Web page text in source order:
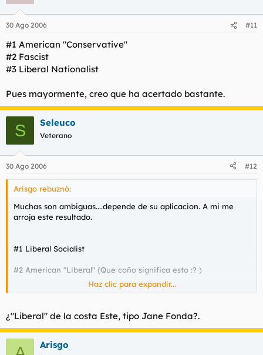
30 Ago 2006 #11
#1 American "Conservative"
#2 Fascist
#3 Liberal Nationalist
Pues mayormente, creo que ha acertado bastante.
S Seleuco
Veterano
30 Ago 2006 #12
Arisgo rebuznó:
Muchas son ambiguas....depende de su aplicacion. A mi me
arroja este resultado.
#1 Liberal Socialist
#2 American "Liberal" (Que coño significa esto :? )
#3 Left-wing Neoliberal (Clinton)
Haz clic para expandir...
¿"Liberal" de la costa Este, tipo Jane Fonda?.
Arisgo